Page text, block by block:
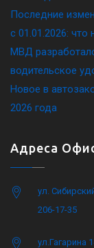
Последние
c 01.01.2026: что
МВД
водительское
Новое в
2026 года
Адреса
ул.
206-17-35
ул.Гагарина